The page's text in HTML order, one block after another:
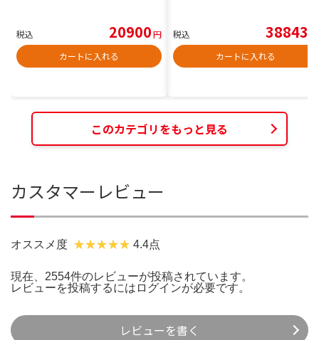
税込 20900円
カートに入れる
税込 38843
カートに入れる
このカテゴリをもっと見る
カスタマーレビュー
オススメ度 4.4点
現在、2554件のレビューが投稿されています。
レビューを投稿するには ログインが必要です。
レビューを書く